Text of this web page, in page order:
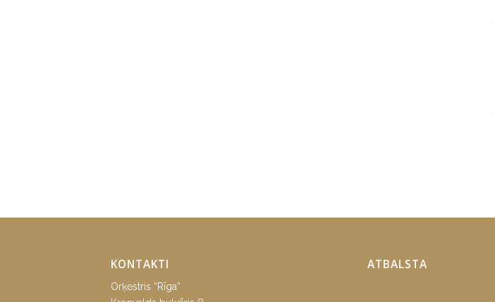
KONTAKTI
Orķestris “Rīga”
ATBALSTA